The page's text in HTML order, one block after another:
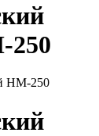
250